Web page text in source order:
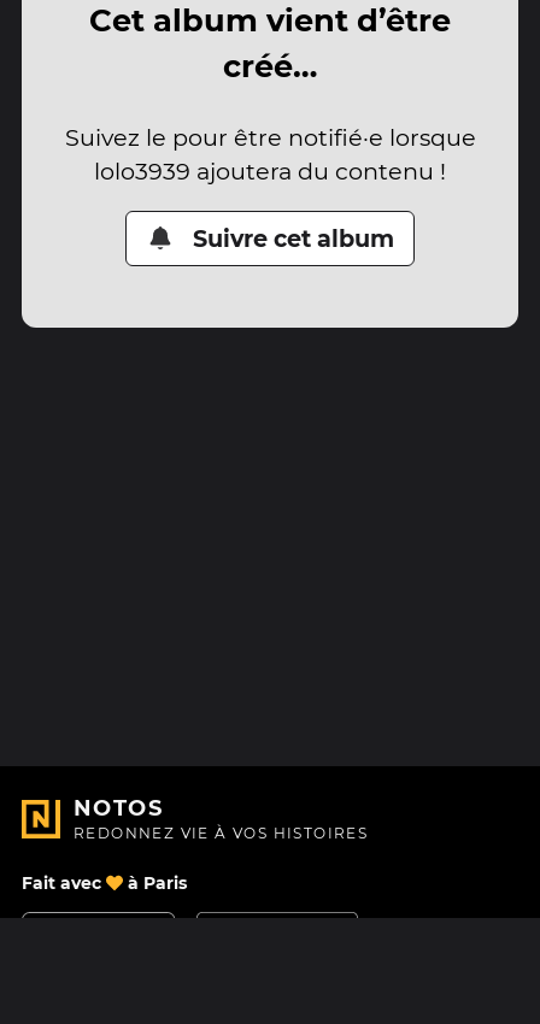
Cet album vient d’être
créé…
Suivez le pour être notifié·e lorsque
lolo3939 ajoutera du contenu !
Suivre cet album
NOTOS
REDONNEZ VIE À VOS HISTOIRES
Fait avec à Paris